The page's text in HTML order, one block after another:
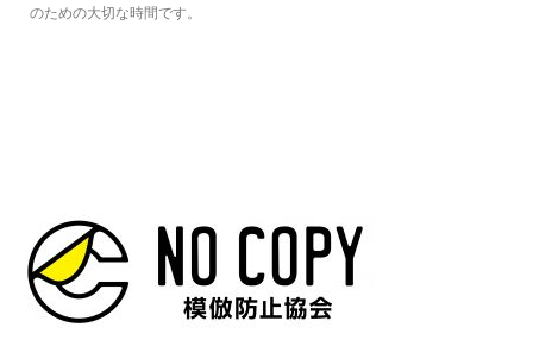
のための大切な時間です。